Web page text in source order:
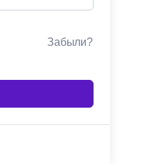
Забыли?